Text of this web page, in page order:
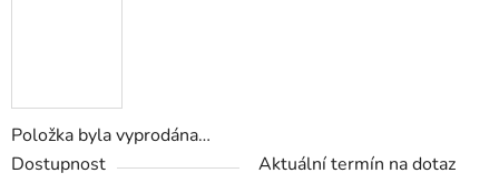
Položka byla vyprodána…
Dostupnost
Aktuální termín na dotaz